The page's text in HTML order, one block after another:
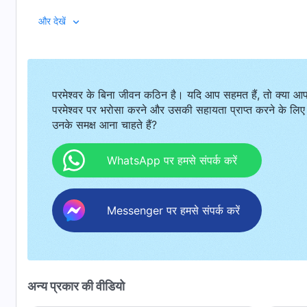
और देखें
परमेश्वर के बिना जीवन कठिन है। यदि आप सहमत हैं, तो क्या
परमेश्वर पर भरोसा करने और उसकी सहायता प्राप्त करने के लिए
उनके समक्ष आना चाहते हैं?
WhatsApp पर हमसे संपर्क करें
Messenger पर हमसे संपर्क करें
अन्य प्रकार की वीडियो